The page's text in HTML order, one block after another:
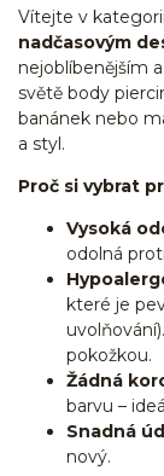
Vítejte v
nadčasovým
nejoblíbenějším
světě body
banánek nebo
a styl.
Proč si vybrat
Vysoká
odolná
které je
pokožkou.
Žádná
barvu –
Snadná
nový.